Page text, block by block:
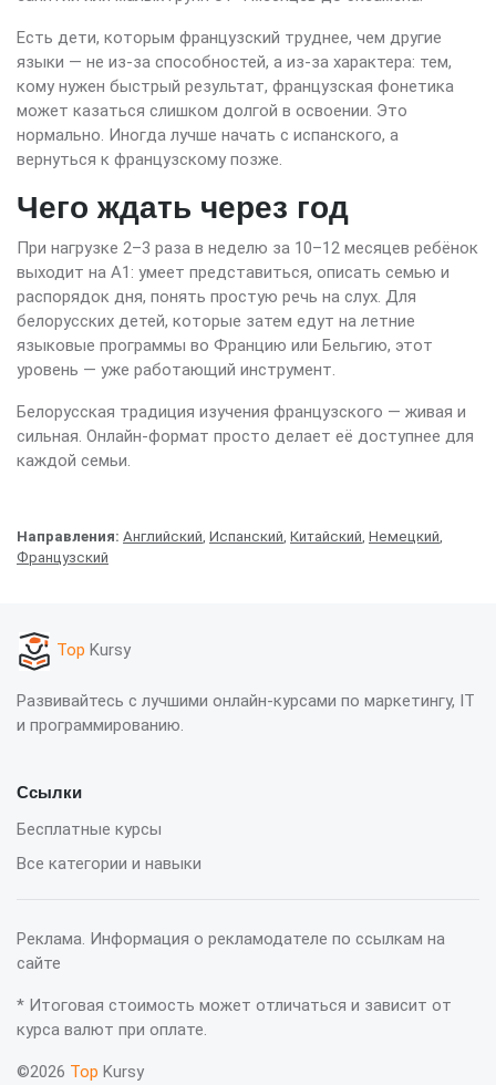
Есть дети, которым французский труднее, чем другие
языки — не из-за способностей, а из-за характера: тем,
кому нужен быстрый результат, французская фонетика
может казаться слишком долгой в освоении. Это
нормально. Иногда лучше начать с испанского, а
вернуться к французскому позже.
Чего ждать через год
При нагрузке 2–3 раза в неделю за 10–12 месяцев ребёнок
выходит на A1: умеет представиться, описать семью и
распорядок дня, понять простую речь на слух. Для
белорусских детей, которые затем едут на летние
языковые программы во Францию или Бельгию, этот
уровень — уже работающий инструмент.
Белорусская традиция изучения французского — живая и
сильная. Онлайн-формат просто делает её доступнее для
каждой семьи.
Направления: Английский Испанский Китайский Немецкий
Французский
Top Kursy
Развивайтесь с лучшими онлайн-курсами по маркетингу, IT
и программированию.
Ссылки
Бесплатные курсы
Все категории и навыки
Реклама. Информация о рекламодателе по ссылкам на
сайте
* Итоговая стоимость может отличаться и зависит от
курса валют при оплате.
©2026 Top Kursy